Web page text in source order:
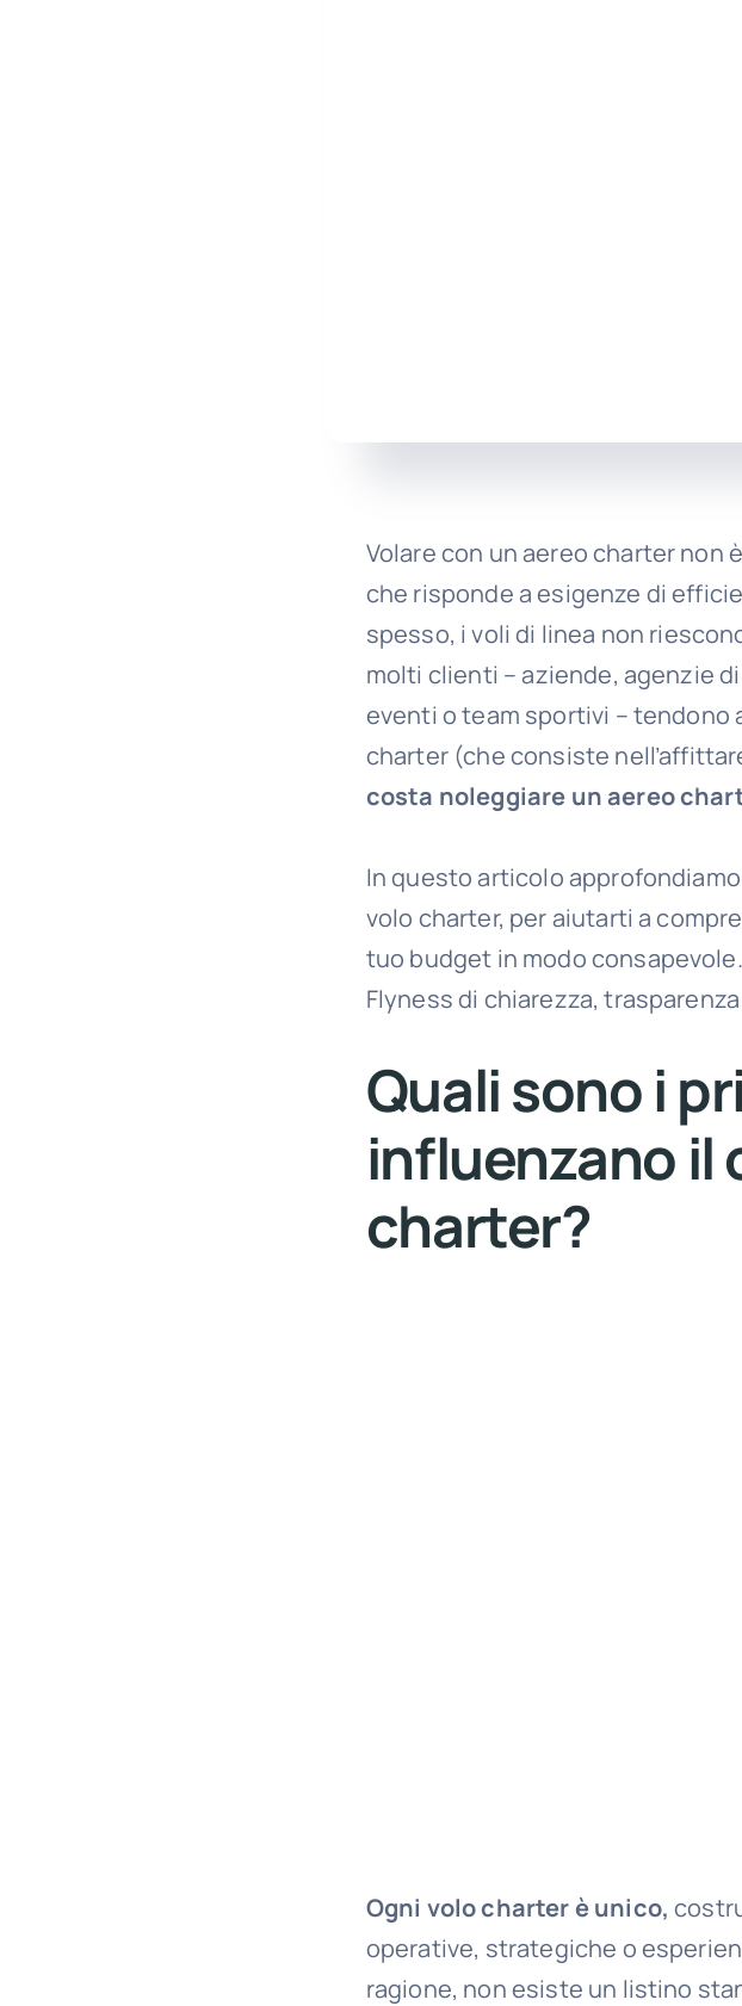
Volare con un aereo charter non
che risponde a esigenze di
spesso, i voli di linea non
molti clienti – aziende, agenzie
eventi o team sportivi – tendono
charter (che consiste
costa noleggiare un aereo
In questo articolo
volo charter, per aiutarti a
tuo budget in modo
Flyness di chiarezza,
Quali sono i
influenzano il
charter?
Ogni volo charter è unico,
operative, strategiche o
ragione, non esiste un listino